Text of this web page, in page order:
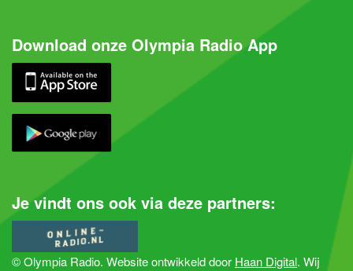
Download onze Olympia Radio App
Je vindt ons ook via deze partners:
© Olympia Radio. Website ontwikkeld door Haan Digital. Wij